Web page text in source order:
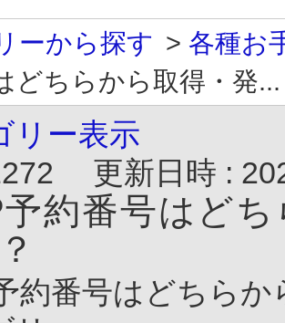
ーから探す > 各種お
どちらから取得・発...
リー表示
更新日時 :
約番号はど
約番号はどちら